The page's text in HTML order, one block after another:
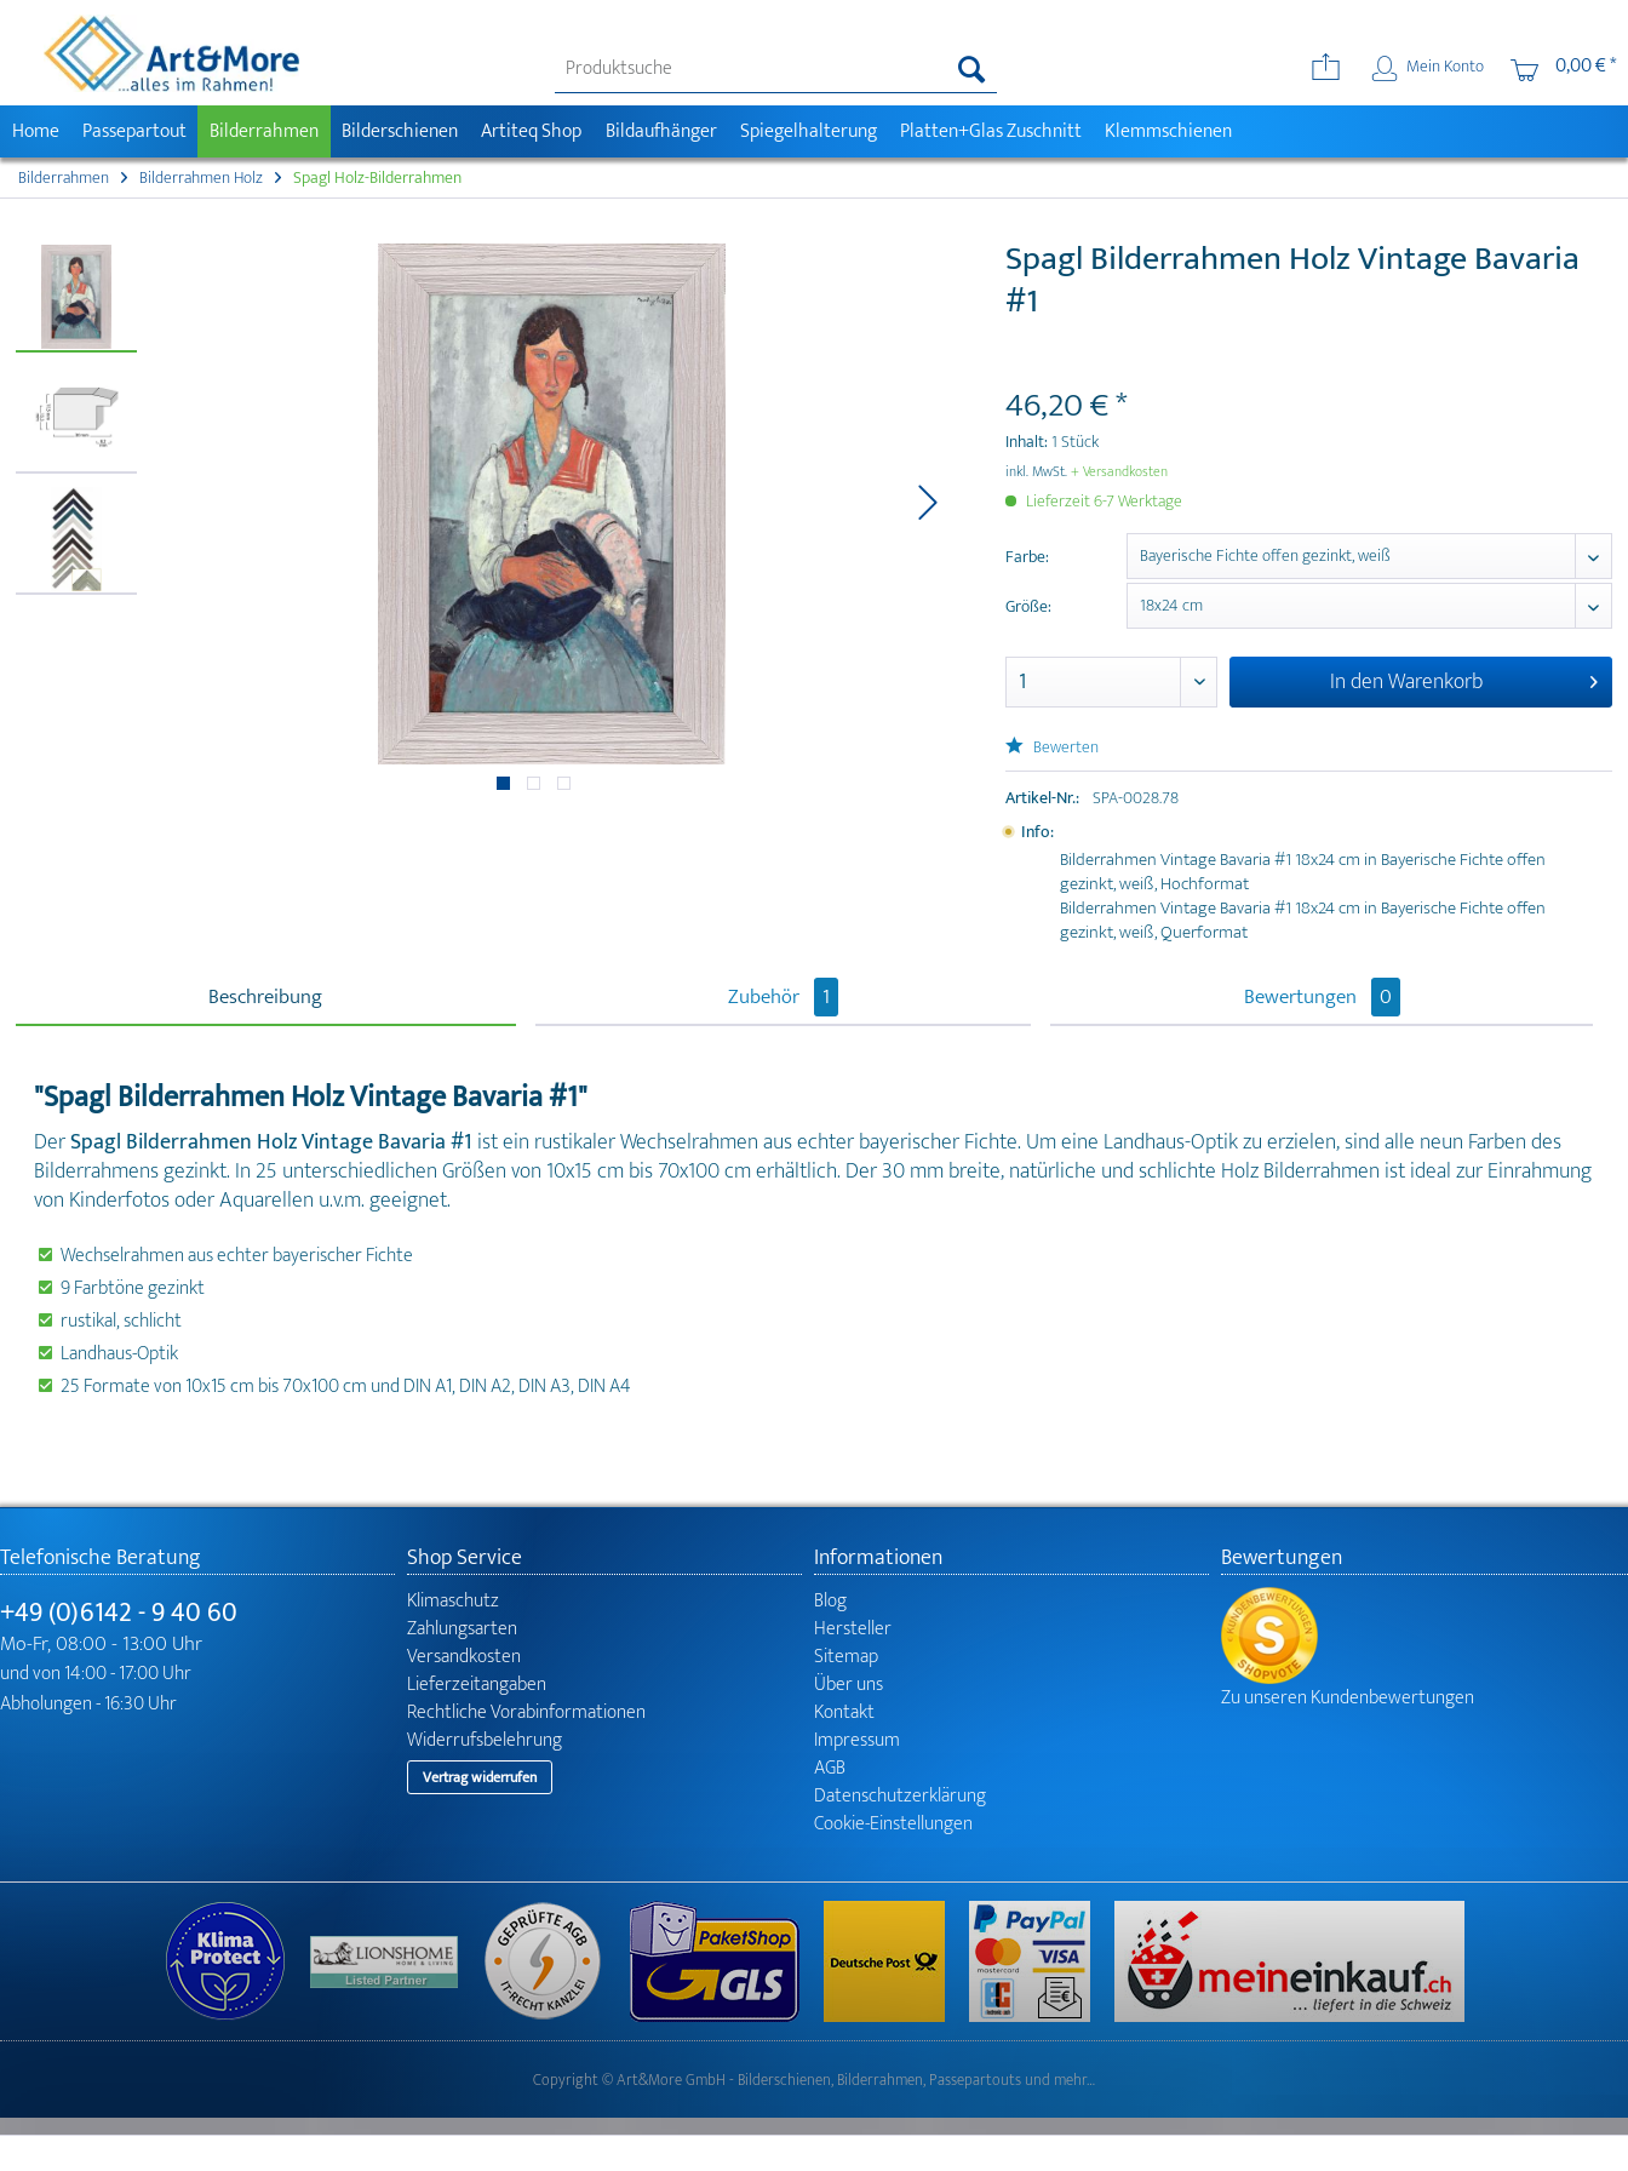
Mein Konto
0,00 € *
Home
Passepartout Bilderrahmen Bilderschienen Artiteq Shop Bildaufhänger Spiegelhalterung Platten+Glas Zuschnitt Klemmschienen
Bilderrahmen Bilderrahmen Holz Spagl Holz-Bilderrahmen
Spagl Bilderrahmen Holz Vintage Bavaria
#1
46,20 € *
Inhalt:1 Stück
inkl. MwSt.+ Versandkosten
Lieferzeit 6-7 Werktage
Farbe:
Größe:
In denWarenkorb
Bewerten
Artikel-Nr.: SPA-0028.78
Info:
Bilderrahmen Vintage Bavaria #1 18x24 cm in Bayerische Fichte offen
gezinkt, weiß, Hochformat
Bilderrahmen Vintage Bavaria #1 18x24 cm in Bayerische Fichte offen
gezinkt, weiß, Querformat
Beschreibung Zubehör 1 Bewertungen 0
"Spagl Bilderrahmen Holz Vintage Bavaria #1"
DerSpagl Bilderrahmen Holz Vintage Bavaria #1 ist ein rustikaler Wechselrahmen aus echter bayerischer Fichte. Um eine Landhaus-Optik zu erzielen, sind alle neun Farben des
Bilderrahmens gezinkt. In 25 unterschiedlichen Größen von 10x15 cm bis 70x100 cm erhältlich. Der 30 mm breite, natürliche und schlichte Holz Bilderrahmen ist ideal zur Einrahmung
von Kinderfotos oder Aquarellen u.v.m. geeignet.
Wechselrahmen aus echter bayerischer Fichte
9 Farbtöne gezinkt
rustikal, schlicht
Landhaus-Optik
25 Formate von 10x15 cm bis 70x100 cm und DIN A1, DIN A2, DIN A3, DIN A4
Telefonische Beratung
+49 (0)6142 - 9 40 60
Mo-Fr, 08:00 - 13:00 Uhr
und von 14:00 - 17:00 Uhr
Abholungen - 16:30 Uhr
Shop Service
Klimaschutz
Zahlungsarten
Versandkosten
Lieferzeitangaben
Rechtliche Vorabinformationen
Widerrufsbelehrung
Vertrag widerrufen
Informationen
Blog
Hersteller
Sitemap
Über uns
Kontakt
Impressum
AGB
Datenschutzerklärung
Cookie-Einstellungen
Bewertungen
Zu unseren Kundenbewertungen
Copyright © Art&More GmbH - Bilderschienen, Bilderrahmen, Passepartouts und mehr…